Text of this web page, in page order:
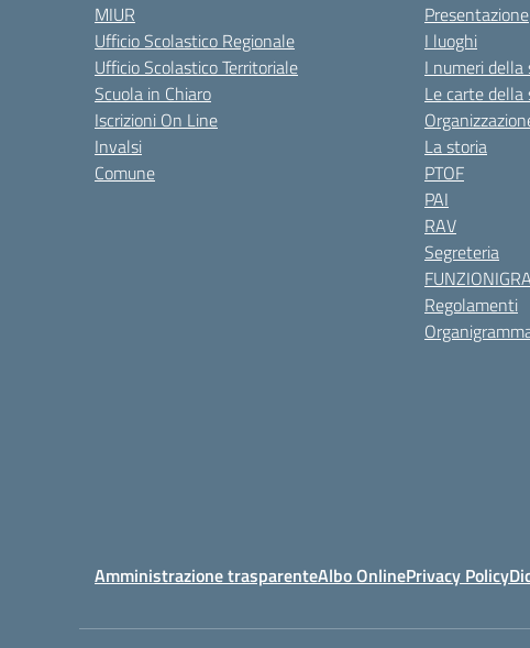
MIUR
Ufficio Scolastico Regionale
Ufficio Scolastico Territoriale
Scuola in Chiaro
Iscrizioni On Line
Invalsi
Comune
Presentazione
I luoghi
I numeri della
Le carte della
La storia
PTOF
PAI
RAV
Segreteria
Regolamenti
Amministrazione trasparenteAlbo OnlinePrivacy Policy